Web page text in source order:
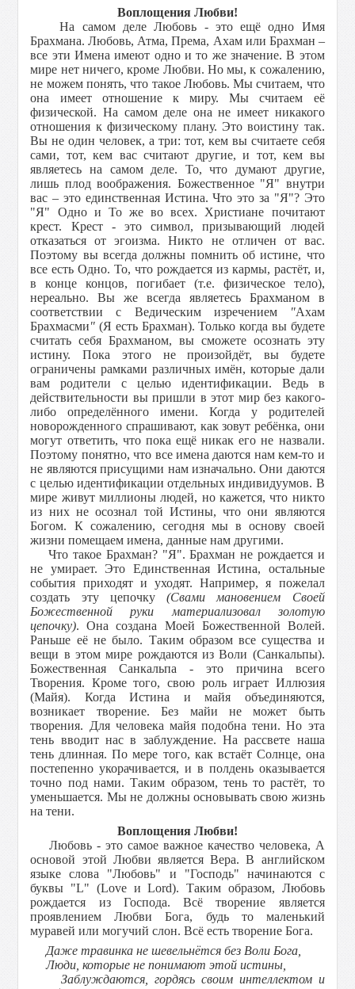
Воплощения Любви!
На самом деле Любовь - это ещё одно Имя
Брахмана. Любовь, Атма, Према, Ахам или Брахман –
все эти Имена имеют одно и то же значение. В этом
мире нет ничего, кроме Любви. Но мы, к сожалению,
не можем понять, что такое Любовь. Мы считаем, что
она имеет отношение к миру. Мы считаем её
физической. На самом деле она не имеет никакого
отношения к физическому плану. Это воистину так.
Вы не один человек, а три: тот, кем вы считаете себя
сами, тот, кем вас считают другие, и тот, кем вы
являетесь на самом деле. То, что думают другие,
лишь плод воображения. Божественное "Я" внутри
вас – это единственная Истина. Что это за "Я"? Это
"Я" Одно и То же во всех. Христиане почитают
крест. Крест - это символ, призывающий людей
отказаться от эгоизма. Никто не отличен от вас.
Поэтому вы всегда должны помнить об истине, что
все есть Одно. То, что рождается из кармы, растёт, и,
в конце концов, погибает (т.е. физическое тело),
нереально. Вы же всегда являетесь Брахманом в
соответствии с Ведическим изречением
"Ахам
Брахмасми" (Я есть Брахман). Только когда вы будете
считать себя Брахманом, вы сможете осознать эту
истину. Пока этого не произойдёт, вы будете
ограничены рамками различных имён, которые дали
вам родители с целью идентификации. Ведь в
действительности вы пришли в этот мир без какого-
либо определённого имени. Когда у родителей
новорожденного спрашивают, как зовут ребёнка, они
могут ответить, что пока ещё никак его не назвали.
Поэтому понятно, что все имена даются нам кем-то и
не являются присущими нам изначально. Они даются
с целью идентификации отдельных индивидуумов. В
мире живут миллионы людей, но кажется, что никто
из них не осознал той Истины, что они являются
Богом. К сожалению, сегодня мы в основу своей
жизни помещаем имена, данные нам другими.
Что такое Брахман? "Я". Брахман не рождается и
не умирает. Это Единственная Истина, остальные
события приходят и уходят. Например, я пожелал
создать эту цепочку(Свами мановением Своей
Божественной руки материализовал золотую
цепочку). Она создана Моей Божественной Волей.
Раньше её не было. Таким образом все существа и
вещи в этом мире рождаются из Воли (Санкальпы).
Божественная Санкальпа - это причина всего
Творения. Кроме того, свою роль играет Иллюзия
(Майя). Когда Истина и майя объединяются,
возникает творение. Без майи не может быть
творения. Для человека майя подобна тени. Но эта
тень вводит нас в заблуждение. На рассвете наша
тень длинная. По мере того, как встаёт Солнце, она
постепенно укорачивается, и в полдень оказывается
точно под нами. Таким образом, тень то растёт, то
уменьшается. Мы не должны основывать свою жизнь
на тени.
Воплощения Любви!
Любовь - это самое важное качество человека, А
основой этой Любви является Вера. В английском
языке слова "Любовь" и "Господь" начинаются с
буквы "L" (Love и Lord). Таким образом, Любовь
рождается из Господа. Всё творение является
проявлением Любви Бога, будь то маленький
муравей или могучий слон. Всё есть творение Бога.
Даже травинка не шевельнётся без Воли Бога,
Люди, которые не понимают этой истины,
Заблуждаются, гордясь своим интеллектом и